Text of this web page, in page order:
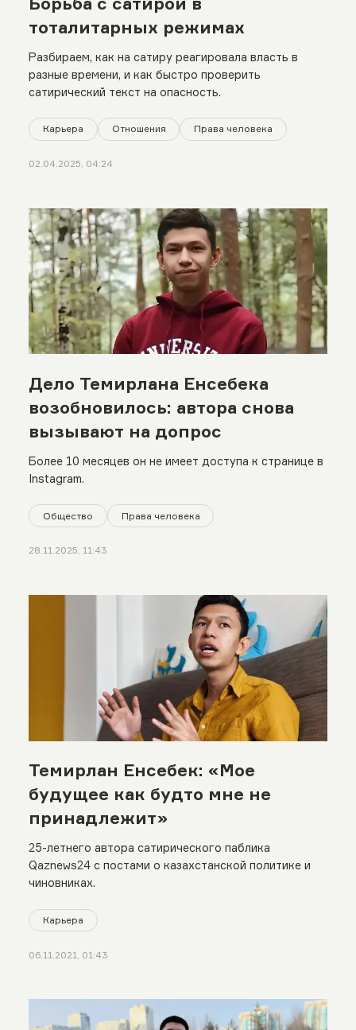
тоталитарных режимах
Разбираем, как на сатиру реагировала власть в
разные времени, и как быстро проверить
сатирический текст на опасность.
Карьера Отношения Права человека
02.04.2025, 04:24
Дело Темирлана Енсебека
возобновилось: автора снова
вызывают на допрос
Более 10 месяцев он не имеет доступа к странице в
Instagram.
Общество Права человека
28.11.2025, 11:43
Темирлан Енсебек: «Мое
будущее как будто мне не
принадлежит»
25-летнего автора сатирического паблика
Qaznews24 с постами о казахстанской политике и
чиновниках.
Карьера
06.11.2021, 01:43